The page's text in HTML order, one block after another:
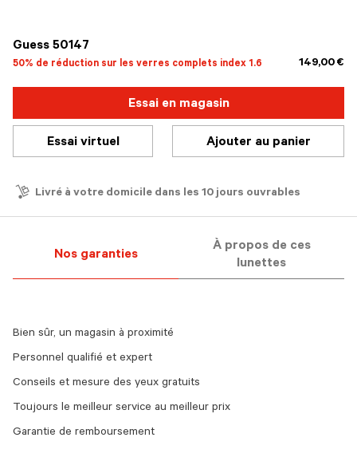
Guess 50147
50% de réduction sur les verres complets index 1.6 149,00 €
Essai en magasin
Essai virtuel Ajouter au panier
Livré à votre domicile dans les 10 jours ouvrables
Nos garanties
À propos de ces
lunettes
Bien sûr, un magasin à proximité
Personnel qualifié et expert
Conseils et mesure des yeux gratuits
Toujours le meilleur service au meilleur prix
Garantie de remboursement